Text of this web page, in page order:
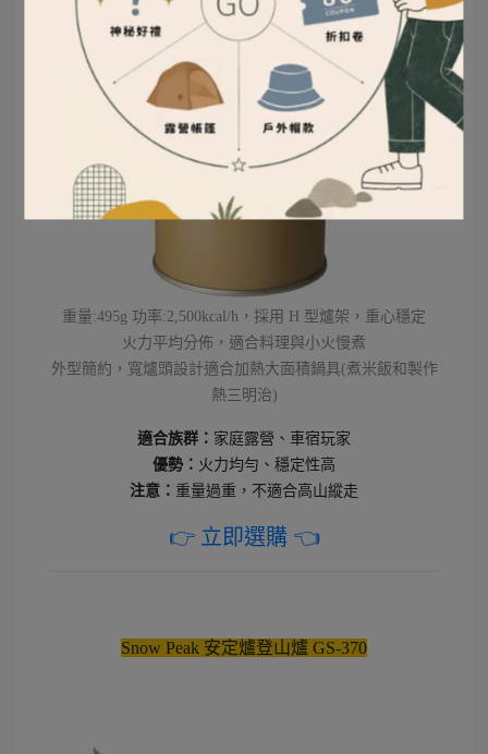
重量:495g 功率:2,500kcal/h，採用 H 型爐架，重心穩定
火力平均分佈，適合料理與小火慢煮
外型簡約，寬爐頭設計適合加熱大面積鍋具(煮米飯和製作
熱三明治)
適合族群： 家庭露營、車宿玩家
優勢： 火力均勻、穩定性高
注意： 重量過重，不適合高山縱走
👉 立即選購 👈
Snow Peak 安定爐登山爐 GS-370